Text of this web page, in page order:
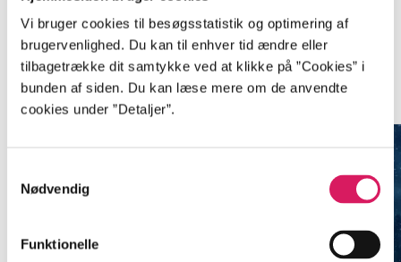
Vi bruger cookies til besøgsstatistik og optimering af
brugervenlighed. Du kan til enhver tid ændre eller
tilbagetrække dit samtykke ved at klikke på ”Cookies” i
bunden af siden. Du kan læse mere om de anvendte
cookies under ”Detaljer”.
Nødvendig
Funktionelle
Minder om